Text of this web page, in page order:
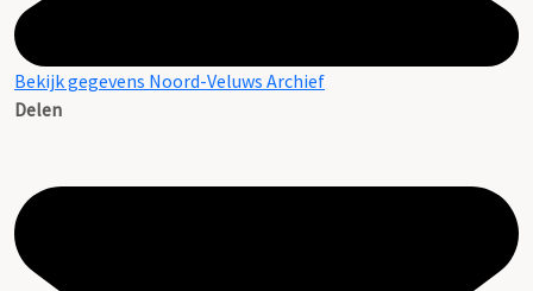
Bekijk gegevens Noord-Veluws Archief
Delen